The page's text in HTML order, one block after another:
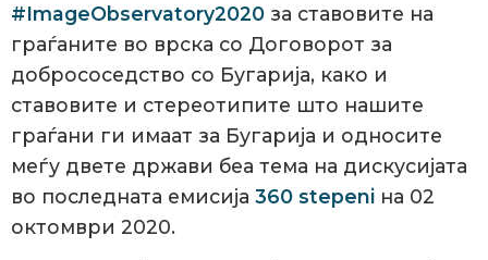
#ImageObservatory2020 за ставовите на
граѓаните во врска со Договорот за
добрососедство со Бугарија, како и
ставовите и стереотипите што нашите
граѓани ги имаат за Бугарија и односите
меѓу двете држави беа тема на дискусијата
во последната емисија 360 stepeni на 02
октомври 2020.